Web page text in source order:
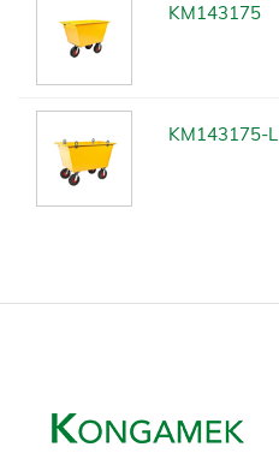
KM143175
KM143175-L